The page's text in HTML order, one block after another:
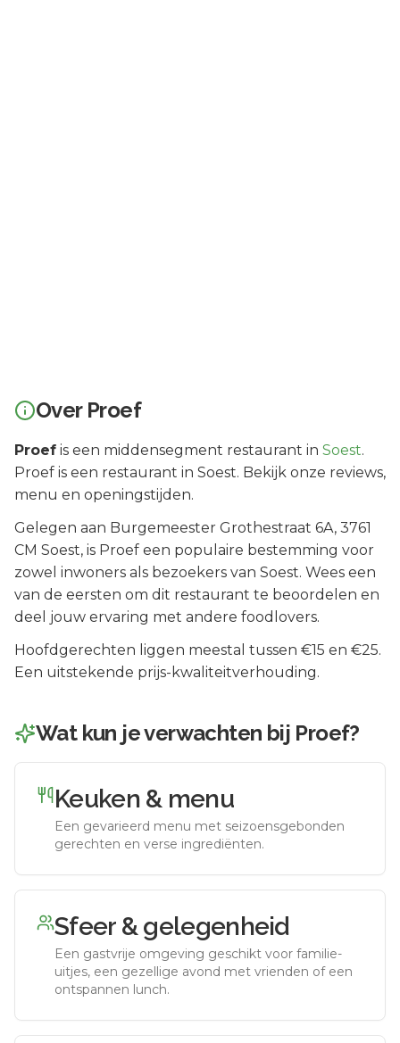
Over Proef
Proef is een middensegment restaurant in Soest.
Proef is een restaurant in Soest. Bekijk onze reviews,
menu en openingstijden.
Gelegen aan Burgemeester Grothestraat 6A, 3761
CM Soest, is Proef een populaire bestemming voor
zowel inwoners als bezoekers van Soest. Wees een
van de eersten om dit restaurant te beoordelen en
deel jouw ervaring met andere foodlovers.
Hoofdgerechten liggen meestal tussen €15 en €25.
Een uitstekende prijs-kwaliteitverhouding.
Wat kun je verwachten bij Proef?
Keuken & menu
Een gevarieerd menu met seizoensgebonden
gerechten en verse ingrediënten.
Sfeer & gelegenheid
Een gastvrije omgeving geschikt voor familie-
uitjes, een gezellige avond met vrienden of een
ontspannen lunch.